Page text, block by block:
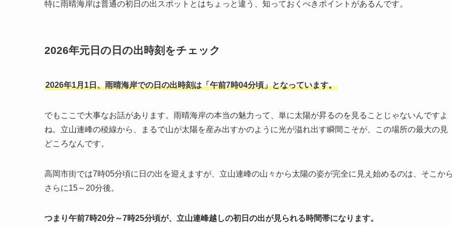
特に雨晴海岸は普通の初日の出スポットとはちょっと違う、知っておくべきポイントがあるんです。
2026年元日の日の出時刻をチェック
2026年1月1日、雨晴海岸での日の出時刻は「午前7時04分頃」となっています。
でもここで大事なお話があります。雨晴海岸の本当の魅力って、単に太陽が昇るのを見ることじゃないんですよ
ね。立山連峰の稜線から、まるで山が太陽を産み出すかのように光が溢れ出す瞬間こそが、この場所の最大の見
どころなんです。
高岡市街では7時05分頃に日の出を迎えますが、立山連峰の山々から太陽の姿が完全に見え始めるのは、そこか
さらに15～20分後。
つまり午前7時20分～7時25分頃が、立山連峰越しの初日の出が見られる時間帯になります。